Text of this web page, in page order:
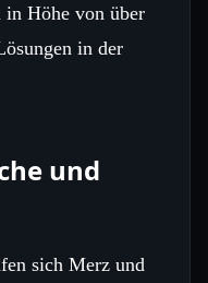
in Höhe von über
in der
und
sich Merz und